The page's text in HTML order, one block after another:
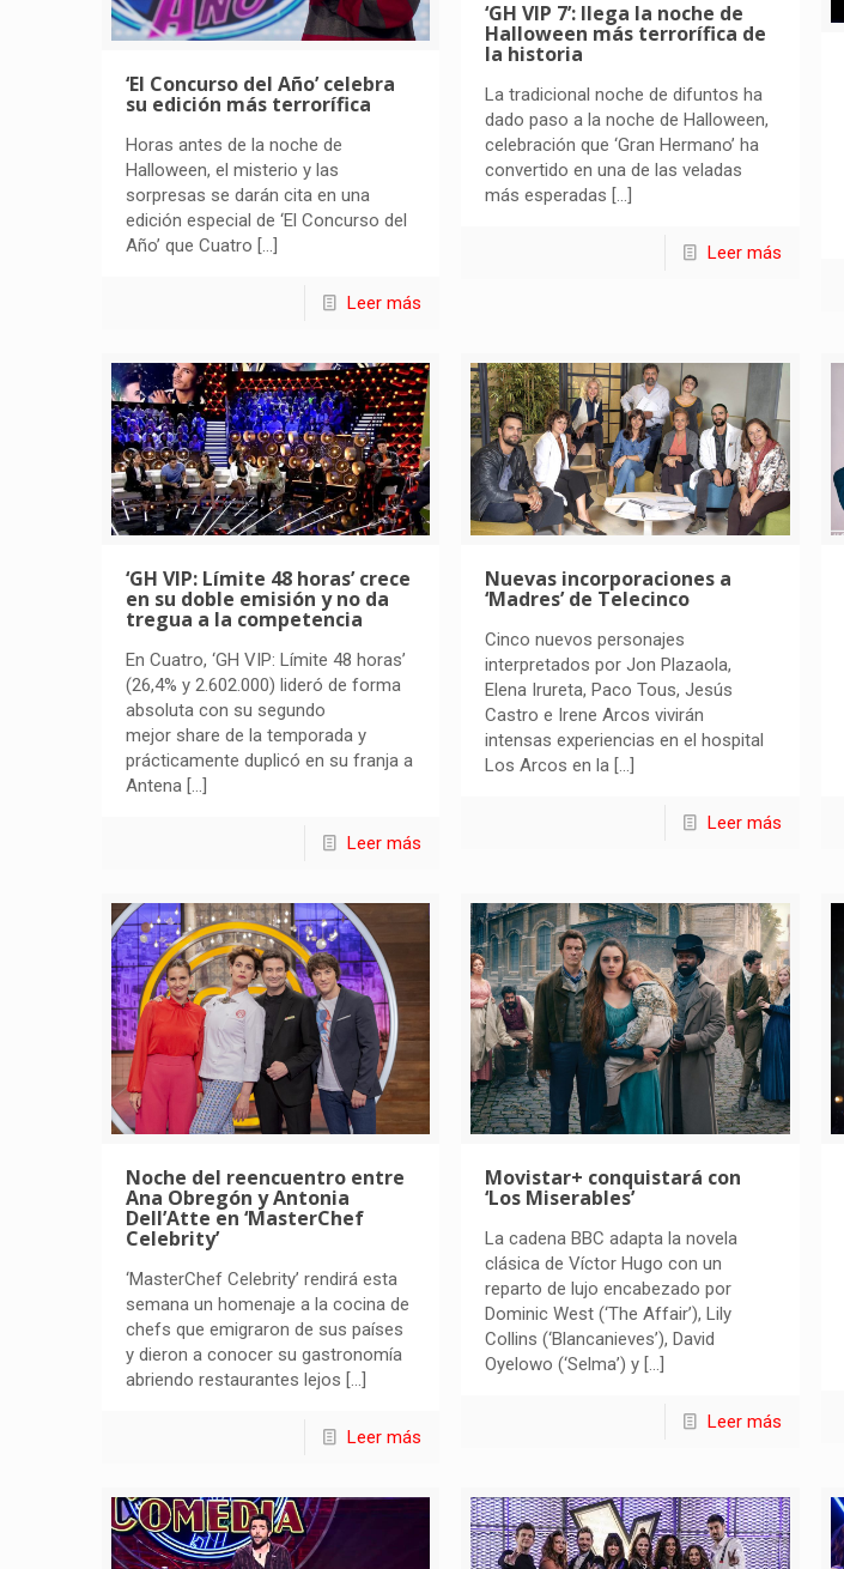
‘El Concurso del Año’ celebra
su edición más terrorífica
Horas antes de la noche de
Halloween, el misterio y las
sorpresas se darán cita en una
edición especial de ‘El Concurso del
Año’ que Cuatro […]
Leer más
‘GH VIP 7’: llega la noche de
Halloween más terrorífica de
la historia
La tradicional noche de difuntos ha
dado paso a la noche de Halloween,
celebración que ‘Gran Hermano’ ha
convertido en una de las veladas
más esperadas […]
Leer más
‘GH VIP: Límite 48 horas’ crece
en su doble emisión y no da
tregua a la competencia
En Cuatro, ‘GH VIP: Límite 48 horas’
(26,4% y 2.602.000) lideró de forma
absoluta con su segundo
mejor share de la temporada y
prácticamente duplicó en su franja a
Antena […]
Leer más
Nuevas incorporaciones a
‘Madres’ de Telecinco
Cinco nuevos personajes
interpretados por Jon Plazaola,
Elena Irureta, Paco Tous, Jesús
Castro e Irene Arcos vivirán
intensas experiencias en el hospital
Los Arcos en la […]
Leer más
Noche del reencuentro entre
Ana Obregón y Antonia
Dell’Atte en ‘MasterChef
Celebrity’
‘MasterChef Celebrity’ rendirá esta
semana un homenaje a la cocina de
chefs que emigraron de sus países
y dieron a conocer su gastronomía
abriendo restaurantes lejos […]
Leer más
Movistar+ conquistará con
‘Los Miserables’
La cadena BBC adapta la novela
clásica de Víctor Hugo con un
reparto de lujo encabezado por
Dominic West (‘The Affair’), Lily
Collins (‘Blancanieves’), David
Oyelowo (‘Selma’) y […]
Leer más